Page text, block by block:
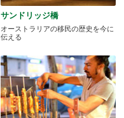
サンドリッジ橋
オーストラリアの移民の歴史を今に
伝える